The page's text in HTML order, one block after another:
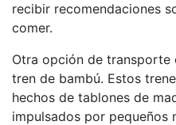
recibir recomendaciones
comer.
Otra opción de transporte
tren de bambú. Estos
hechos de tablones de
impulsados por pequeños